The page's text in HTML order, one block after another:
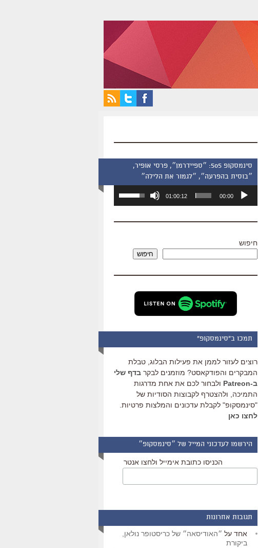
סינמסקופ 505: ״ספיידרמן״, פרסי אופיר,
״בוסית בהפרעה״, ״לגמור את הלילה״
אודיו
00:00
01:00:12
השתמש
כדי
שמע.
חיפוש
חיפוש
תמכו ב"סינמסקופ"
רוצים לעזור לממן את פעילות הבלוג, טבלת
המבקרים והפודקאסט? מוזמנים לבקר בדף שלי
ב-Patreon
ולבחור לכם את אחת מדרגות
התמיכה, ולהצטרף לקבוצות הסודיות של
"סינמסקופ" לקבלת עדכונים והמלצות פרטיות.
לחצו כאן
הירשמו לעדכוני המייל של ״סינמסקופ״
הכניסו כתובת אימייל ולחצו אנטר
תגובות אחרונות
אחד על ״האודיסאה״ של כריסטופר נולאן,
ביקורת